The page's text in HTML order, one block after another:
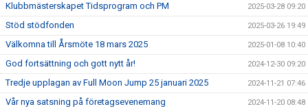
Klubbmästerskapet Tidsprogram och PM 2025-03-28 09:20
Stöd stödfonden 2025-03-26 19:49
Välkomna till Årsmöte 18 mars 2025 2025-01-08 10:40
God fortsättning och gott nytt år! 2024-12-30 09:20
Tredje upplagan av Full Moon Jump 25 januari 2025 2024-11-21 07:46
Vår nya satsning på företagsevenemang 2024-11-20 08:48